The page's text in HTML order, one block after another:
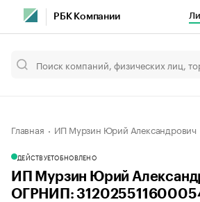
РБК Компании
Главная ИП Мурзин Юрий Александрович
ДЕЙСТВУЕТОБНОВЛЕНО
ИП Мурзин Юрий
ОГРНИП: